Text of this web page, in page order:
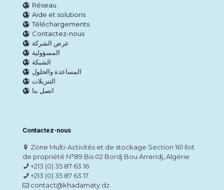
Réseau
Aide et solutions
Téléchargements
Contactez-nous
عرض الشركة
المسؤولية
الشبكة
المساعدة والحلول
التنزيلات
اتصل بنا
Contactez-nous
Zone Multi-Activités et de stockage Section 161 Ilot
de propriété N°89 Bis 02 Bordj Bou Arreridj, Algérie
+213 (0) 35 87 63 16
+213 (0) 35 87 63 17
contact@khadamaty.dz